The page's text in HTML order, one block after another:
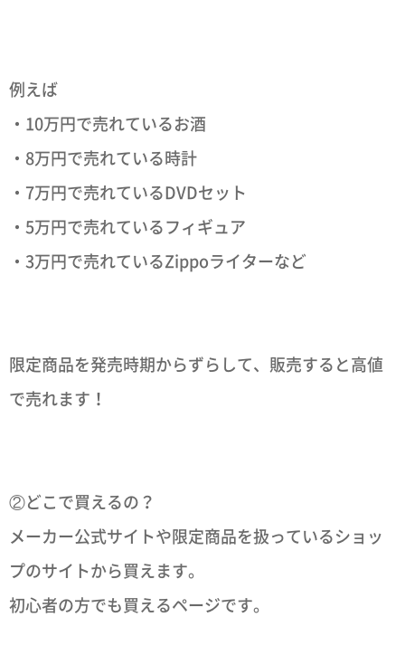
例えば
・10万円で売れているお酒
・8万円で売れている時計
・7万円で売れているDVDセット
・5万円で売れているフィギュア
・3万円で売れているZippoライターなど
限定商品を発売時期からずらして、販売すると高値
で売れます！
②どこで買えるの？
メーカー公式サイトや限定商品を扱っているショッ
プのサイトから買えます。
初心者の方でも買えるページです。